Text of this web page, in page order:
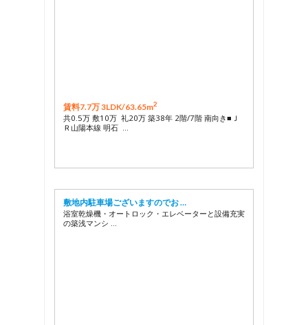
賃料7.7万 3LDK/63.65m2
共0.5万 敷10万 礼20万 築38年 2階/7階 南向き■Ｊ
Ｒ山陽本線 明石 …
敷地内駐車場ございますのでお …
浴室乾燥機・オートロック・エレベーターと設備充実
の築浅マンシ …